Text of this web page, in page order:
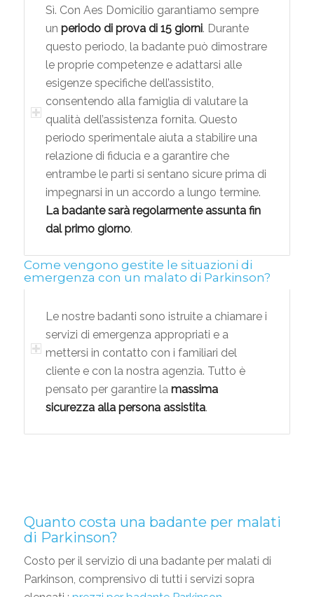
Sì. Con Aes Domicilio garantiamo sempre
un periodo di prova di 15 giorni. Durante
questo periodo, la badante può dimostrare
le proprie competenze e adattarsi alle
esigenze specifiche dell’assistito,
consentendo alla famiglia di valutare la
qualità dell’assistenza fornita. Questo
periodo sperimentale aiuta a stabilire una
relazione di fiducia e a garantire che
entrambe le parti si sentano sicure prima di
impegnarsi in un accordo a lungo termine.
La badante sarà regolarmente assunta fin
dal primo giorno.
Come vengono gestite le situazioni di
emergenza con un malato di Parkinson?
Le nostre badanti sono istruite a chiamare i
servizi di emergenza appropriati e a
mettersi in contatto con i familiari del
cliente e con la nostra agenzia. Tutto è
pensato per garantire la massima
sicurezza alla persona assistita.
Quanto costa una badante per malati
di Parkinson?
Costo per il servizio di una badante per malati di
Parkinson, comprensivo di tutti i servizi sopra